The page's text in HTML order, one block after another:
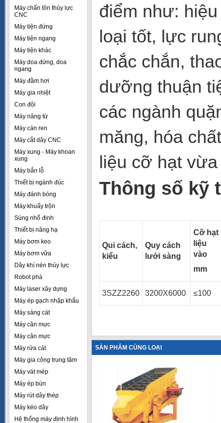
Máy chấn tôn thủy lực
CNC
Máy tiện đứng
Máy tiện ngang
Máy tiện khác
Máy doa đứng, doa
ngang
Máy đầm hơi
Máy gia nhiệt
Con đội
Máy nâng từ
Máy cán ren
Máy cắt dây CNC
Máy xung - Máy khoan
xung
Máy bắn lỗ
Thiết bị ngành đúc
Máy đánh bóng
Máy khuấy trộn
Súng nhổ đinh
Thiết bị nâng hạ
Máy bơm keo
Máy bơm vữa
Dây khí nén thủy lực
Robot phá
Máy laser xây dựng
Máy ép gạch nhập khẩu
Máy sàng cát
Máy cân mực
Máy cân mực
Máy rửa cát
Máy gia công trung tâm
Máy vát mép
Máy ép bùn
Máy rút dây thép
Máy kéo dây
Hệ thống máy định hình
điểm như:
loại tốt, lực
chắc chắn,
dưỡng thuận
các ngành
măng, hóa
liệu cỡ hạt
Thông số kỹ
Qui cách,
kiểu
Quy cách
lưới sàng
Cỡ hạt
liệu
vào
mm
3SZZ2260 3200X6000 ≤100
SẢN PHẨM CÙNG LOẠI